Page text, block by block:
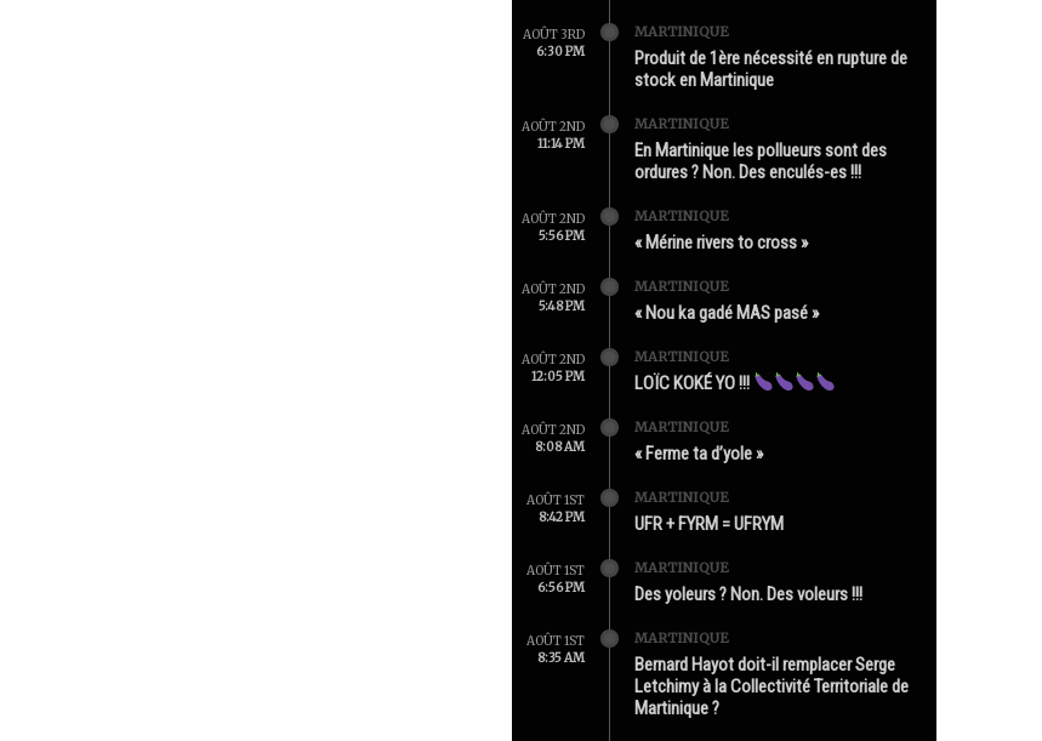
AOÛT 3RD
6:30 PM
MARTINIQUE
Produit de 1ère nécessité en rupture de
stock en Martinique
AOÛT 2ND
11:14 PM
MARTINIQUE
En Martinique les pollueurs sont des
ordures ? Non. Des enculés-es !!!
AOÛT 2ND
5:56 PM
MARTINIQUE
« Mérine rivers to cross »
AOÛT 2ND
5:48 PM
MARTINIQUE
« Nou ka gadé MAS pasé »
AOÛT 2ND
12:05 PM
MARTINIQUE
LOÏC KOKÉ YO !!!
AOÛT 2ND
8:08 AM
MARTINIQUE
« Ferme ta d’yole »
AOÛT 1ST
8:42 PM
MARTINIQUE
UFR + FYRM = UFRYM
AOÛT 1ST
6:56 PM
MARTINIQUE
Des yoleurs ? Non. Des voleurs !!!
AOÛT 1ST
8:35 AM
MARTINIQUE
Bernard Hayot doit-il remplacer Serge
Letchimy à la Collectivité Territoriale de
Martinique ?